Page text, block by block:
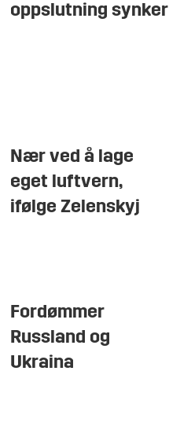
oppslutning synker
Nær ved å lage
eget luftvern,
ifølge Zelenskyj
Fordømmer
Russland og
Ukraina